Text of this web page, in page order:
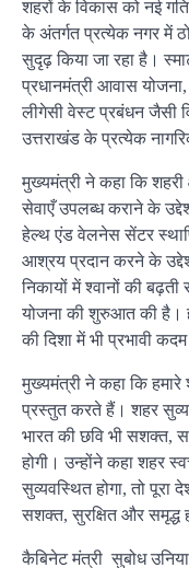
शहरों के विकास को नई
के अंतर्गत प्रत्येक नगर में
सुदृढ़ किया जा रहा है।
प्रधानमंत्री आवास
लीगेसी वेस्ट प्रबंधन जैसी
उत्तराखंड के प्रत्येक
मुख्यमंत्री ने कहा कि शहरी
सेवाएँ उपलब्ध कराने के
हेल्थ एंड वेलनेस सेंटर
आश्रय प्रदान करने के
निकायों में श्वानों की
योजना की शुरुआत की है।
की दिशा में भी प्रभावी
मुख्यमंत्री ने कहा कि हमारे
प्रस्तुत करते हैं। शहर
भारत की छवि भी सशक्त,
होगी। उन्होंने कहा शहर
सुव्यवस्थित होगा, तो पूरा
सशक्त, सुरक्षित और समृद्ध
कैबिनेट मंत्री सुबोध